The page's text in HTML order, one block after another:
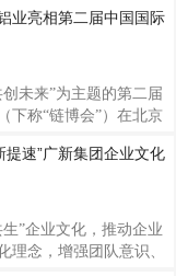
，再次展现了兴发铝
创新能力。据了
工业和信息化厅、省
暨南大学产业经济研究
改革研究院主办评选，
审核委员会审定发布。
续举办12年，每年度发
业亮相第二届中国国际
未来”为主题的第二届
下称“链博会”）在北京
业单项冠军企业和广东
链主”企业，长期坚守
代数智化铝挤压产业
门窗、铝型材产品及解
的创新成果和实力，深
提速”广新集团企业文化
”企业文化，推动企业
理念，增强团队意识、